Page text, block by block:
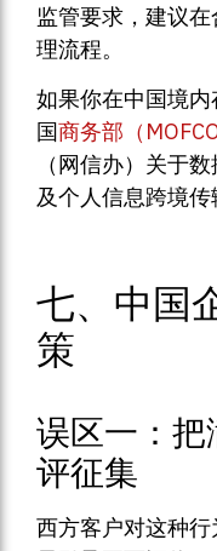
监管要求，建议
理流程。
如果你在中国境
国商务部（
（网信办）关于
及个人信息跨境传
七、中国
策
误区一：
评征集
西方客户对这种